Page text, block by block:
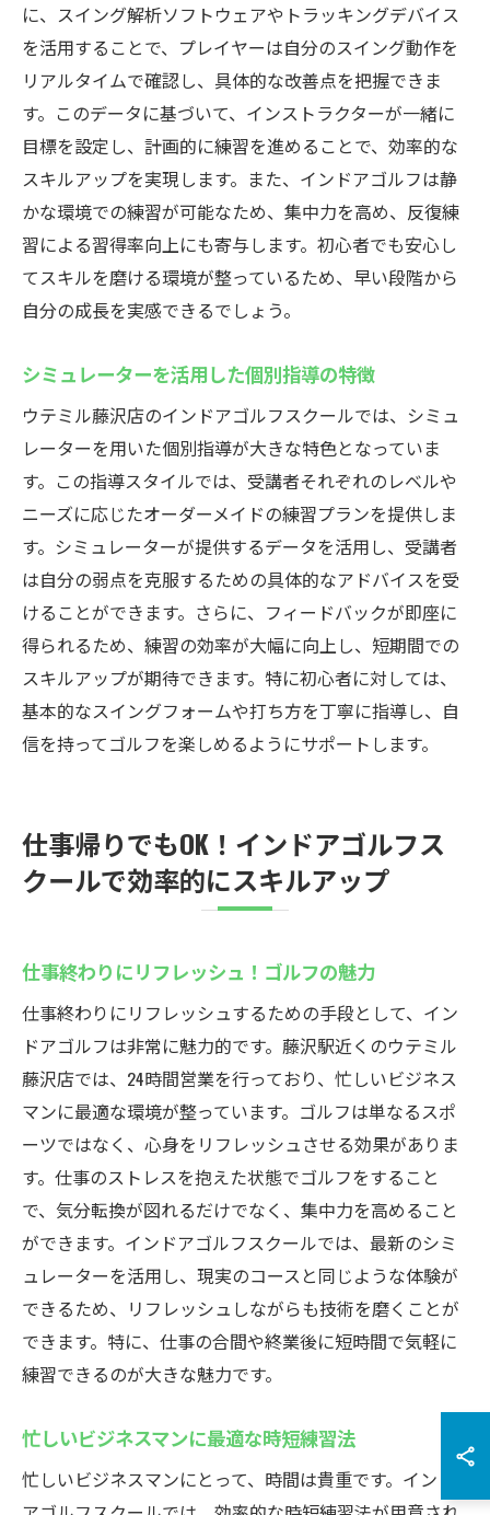
に、スイング解析ソフトウェアやトラッキングデバイス
を活用することで、プレイヤーは自分のスイング動作を
リアルタイムで確認し、具体的な改善点を把握できま
す。このデータに基づいて、インストラクターが一緒に
目標を設定し、計画的に練習を進めることで、効率的な
スキルアップを実現します。また、インドアゴルフは静
かな環境での練習が可能なため、集中力を高め、反復練
習による習得率向上にも寄与します。初心者でも安心し
てスキルを磨ける環境が整っているため、早い段階から
自分の成長を実感できるでしょう。
シミュレーターを活用した個別指導の特徴
ウテミル藤沢店のインドアゴルフスクールでは、シミュ
レーターを用いた個別指導が大きな特色となっていま
す。この指導スタイルでは、受講者それぞれのレベルや
ニーズに応じたオーダーメイドの練習プランを提供しま
す。シミュレーターが提供するデータを活用し、受講者
は自分の弱点を克服するための具体的なアドバイスを受
けることができます。さらに、フィードバックが即座に
得られるため、練習の効率が大幅に向上し、短期間での
スキルアップが期待できます。特に初心者に対しては、
基本的なスイングフォームや打ち方を丁寧に指導し、自
信を持ってゴルフを楽しめるようにサポートします。
仕事帰りでもOK！インドアゴルフス
クールで効率的にスキルアップ
仕事終わりにリフレッシュ！ゴルフの魅力
仕事終わりにリフレッシュするための手段として、イン
ドアゴルフは非常に魅力的です。藤沢駅近くのウテミル
藤沢店では、24時間営業を行っており、忙しいビジネス
マンに最適な環境が整っています。ゴルフは単なるスポ
ーツではなく、心身をリフレッシュさせる効果がありま
す。仕事のストレスを抱えた状態でゴルフをすること
で、気分転換が図れるだけでなく、集中力を高めること
ができます。インドアゴルフスクールでは、最新のシミ
ュレーターを活用し、現実のコースと同じような体験が
できるため、リフレッシュしながらも技術を磨くことが
できます。特に、仕事の合間や終業後に短時間で気軽に
練習できるのが大きな魅力です。
忙しいビジネスマンに最適な時短練習法
忙しいビジネスマンにとって、時間は貴重です。インド